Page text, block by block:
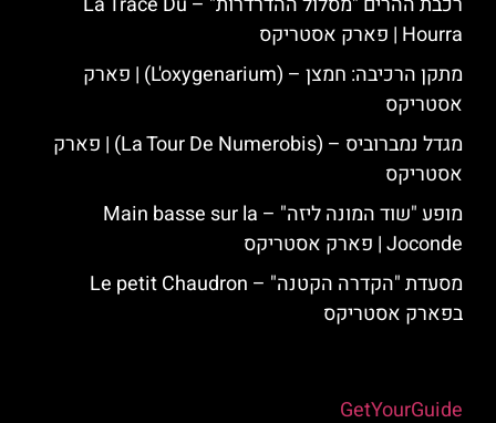
Hourra | פארק אסטריקס
מתקן הרכיבה: חמצן – (L'oxygenarium) | פארק
אסטריקס
מגדל נמברוביס – (La Tour De Numerobis) | פארק
אסטריקס
מופע "שוד המונה ליזה" – Main basse sur la
Joconde | פארק אסטריקס
מסעדת "הקדרה הקטנה" – Le petit Chaudron
בפארק אסטריקס
GetYourGuide